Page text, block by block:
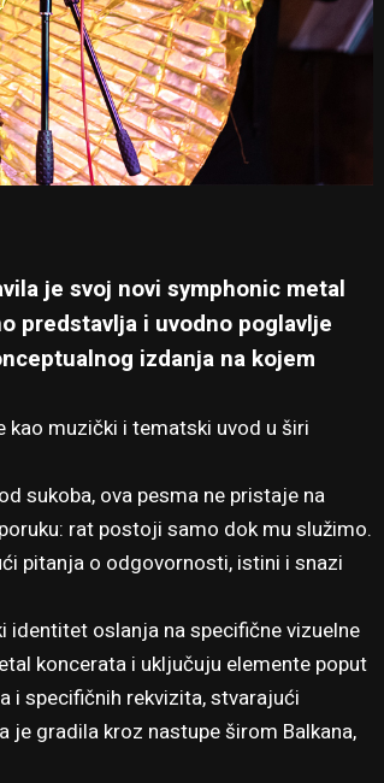
je svoj novi symphonic metal
predstavlja i uvodno poglavlje
izdanja na kojem
kao muzički i tematski uvod u širi
sukoba, ova pesma ne pristaje na
rat postoji samo dok mu služimo.
pitanja o odgovornosti, istini i snazi
identitet oslanja na specifične vizuelne
koncerata i uključuju elemente poput
i specifičnih rekvizita, stvarajući
gradila kroz nastupe širom Balkana,